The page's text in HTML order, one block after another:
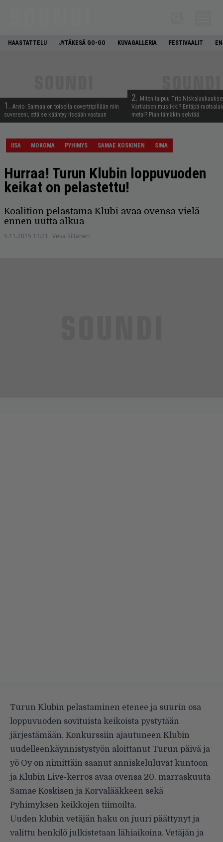
HAASTATTELU JYTÄKESÄ GO-GO KUVAGALLERIA FESTIVAALIT
1. Arvio: Saimaa on toisella covertripillään niin
suvereeni, että se kääntyy itseään vastaan
2. Miten taipuu Trio
Vartiaisen musiikki? Entäpä
metal? Pian tämäkin selviää
IISA MOKOMA PYHIMYS SAMAE KOSKINEN SIMA
Hurraa! Turun Klubin loppuvuoden
keikat on pelastettu!
Koalition pelastama Klubi avaa ovensa vielä
ennen uutta alkua
5.11.2015 11:21 Vesa Siltanen
Turun Klubin pelastaminen etenee ja suurin osa
loppuvuoden sovituista keikoista pystytään
järjestämään. Konkurssiin ajautuneen Klubin
uudelleenkäynnistystyön aloittanut Turun päivä ja
yö Oy on nimittäin saanut anniskeluluvat kuntoon
ja Klubin Live-kerros avaa ovensa 20. marraskuuta
Samae Koskisen ja Korvalääkkeen sekä
Pyhimyksen keikkojen tiimoilta.
Uuden klubin vetäjän haku on juuri päättynyt ja
valittu henkilö julkistetaan lähiaikoina. Vetäjän ja